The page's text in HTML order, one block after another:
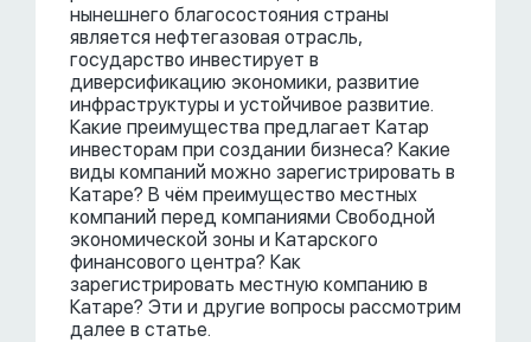
нынешнего благосостояния страны
является нефтегазовая отрасль,
государство инвестирует в
диверсификацию экономики, развитие
инфраструктуры и устойчивое развитие.
Какие преимущества предлагает Катар
инвесторам при создании бизнеса? Какие
виды компаний можно зарегистрировать в
Катаре? В чём преимущество местных
компаний перед компаниями Свободной
экономической зоны и Катарского
финансового центра? Как
зарегистрировать местную компанию в
Катаре? Эти и другие вопросы рассмотрим
далее в статье.